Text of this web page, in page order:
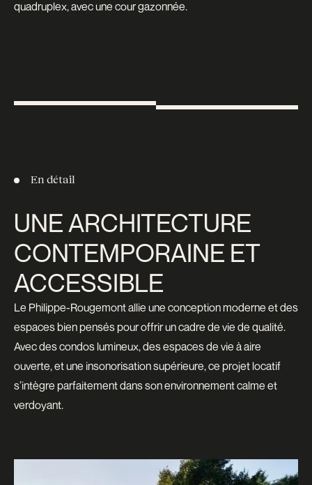
quadruplex, avec une cour gazonnée.
En détail
UNE ARCHITECTURE
CONTEMPORAINE ET
ACCESSIBLE
Le Philippe-Rougemont allie une conception moderne et des
espaces bien pensés pour offrir un cadre de vie de qualité.
Avec des condos lumineux, des espaces de vie à aire
ouverte, et une insonorisation supérieure, ce projet locatif
s’intègre parfaitement dans son environnement calme et
verdoyant.